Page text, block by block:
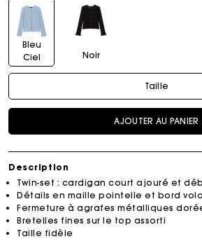
Bleu
Ciel
Noir
Taille
AJOUTER AU PANIER
Description
Twin-set : cardigan court ajouré et
Détails en maille pointelle et bord
Fermeture à agrafes métalliques
Bretelles fines sur le top assorti
Taille fidèle